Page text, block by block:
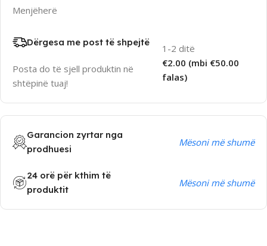
Menjëherë
Dërgesa me post të shpejtë
Posta do të sjell produktin në
shtëpinë tuaj!
1-2 ditë
€2.00 (mbi €50.00
falas)
Garancion zyrtar nga
prodhuesi
Mësoni më shumë
24 orë për kthim të
produktit
Mësoni më shumë